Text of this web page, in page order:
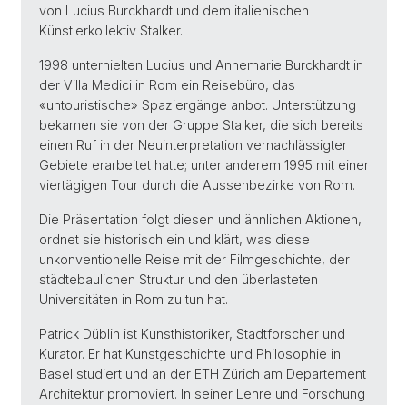
von Lucius Burckhardt und dem italienischen
Künstlerkollektiv Stalker.
1998 unterhielten Lucius und Annemarie Burckhardt in
der Villa Medici in Rom ein Reisebüro, das
«untouristische» Spaziergänge anbot. Unterstützung
bekamen sie von der Gruppe Stalker, die sich bereits
einen Ruf in der Neuinterpretation vernachlässigter
Gebiete erarbeitet hatte; unter anderem 1995 mit einer
viertägigen Tour durch die Aussenbezirke von Rom.
Die Präsentation folgt diesen und ähnlichen Aktionen,
ordnet sie historisch ein und klärt, was diese
unkonventionelle Reise mit der Filmgeschichte, der
städtebaulichen Struktur und den überlasteten
Universitäten in Rom zu tun hat.
Patrick Düblin ist Kunsthistoriker, Stadtforscher und
Kurator. Er hat Kunstgeschichte und Philosophie in
Basel studiert und an der ETH Zürich am Departement
Architektur promoviert. In seiner Lehre und Forschung